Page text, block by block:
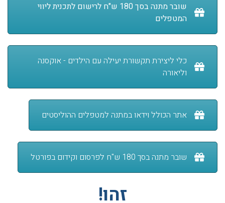
שובר מתנה בסך 180 ש"ח לרישום לתכנית ליווי
המטפלים
כלי ליצירת תקשורת יעילה עם הילדים - אוקסנה
וליאורה
אתר הכולל וידאו במתנה למטפלים ההוליסטים
שובר מתנה בסך 180 ש"ח לפרסום וקידום בפורטל
זהו!